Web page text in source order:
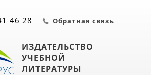
ИЗДАТЕЛЬСТВО
УЧЕБНОЙ
ЛИТЕРАТУРЫ
46 28 Обратная связь